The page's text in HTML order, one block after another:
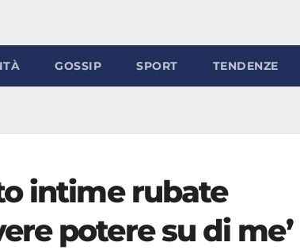
GOSSIP SPORT TENDENZE
intime rubate
potere su di me’